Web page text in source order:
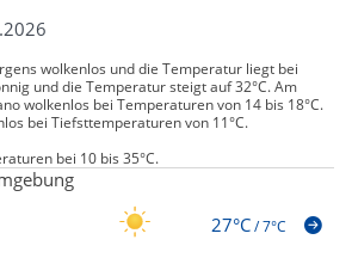
wolkenlos und die Temperatur liegt bei
und die Temperatur steigt auf 32°C. Am
wolkenlos bei Temperaturen von 14 bis 18°C.
bei Tiefsttemperaturen von 11°C.
bei 10 bis 35°C.
27°C/7°C